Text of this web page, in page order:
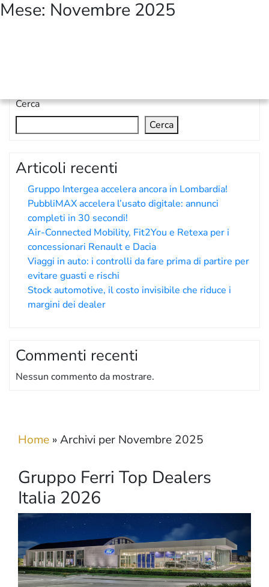
Cerca
Cerca
Articoli recenti
Gruppo Intergea accelera ancora in Lombardia!
PubbliMAX accelera l’usato digitale: annunci
completi in 30 secondi!
Air-Connected Mobility, Fit2You e Retexa per i
concessionari Renault e Dacia
Viaggi in auto: i controlli da fare prima di partire per
evitare guasti e rischi
Stock automotive, il costo invisibile che riduce i
margini dei dealer
Commenti recenti
Nessun commento da mostrare.
Mese: Novembre 2025
Home »Archivi per Novembre 2025
Gruppo Ferri Top Dealers
Italia 2026